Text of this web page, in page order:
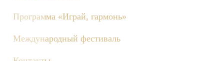
Программа «Играй, гармонь»
Международный фестиваль